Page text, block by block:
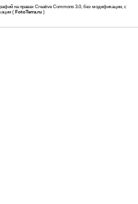
на правах Creative Commons 3.0, без модификации, с
( FotoTerra.ru )